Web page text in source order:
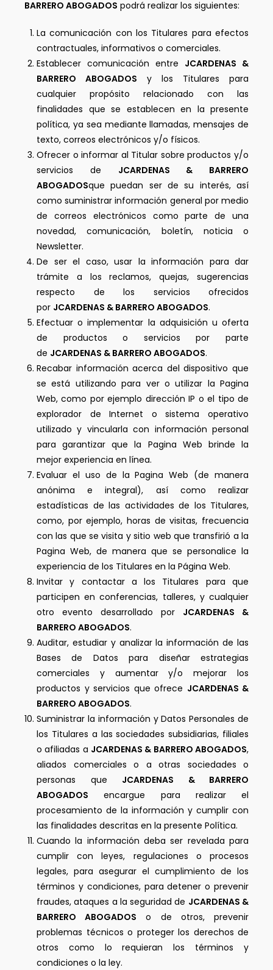
BARRERO ABOGADOS podrá realizar los siguientes:
La comunicación con los Titulares para efectos
contractuales, informativos o comerciales.
Establecer comunicación entre JCARDENAS &
BARRERO ABOGADOS y los Titulares para
cualquier propósito relacionado con las
finalidades que se establecen en la presente
política, ya sea mediante llamadas, mensajes de
texto, correos electrónicos y/o físicos.
Ofrecer o informar al Titular sobre productos y/o
servicios de JCARDENAS & BARRERO
ABOGADOSque puedan ser de su interés, así
como suministrar información general por medio
de correos electrónicos como parte de una
novedad, comunicación, boletín, noticia o
Newsletter.
De ser el caso, usar la información para dar
trámite a los reclamos, quejas, sugerencias
respecto de los servicios ofrecidos
por JCARDENAS & BARRERO ABOGADOS.
Efectuar o implementar la adquisición u oferta
de productos o servicios por parte
de JCARDENAS & BARRERO ABOGADOS.
Recabar información acerca del dispositivo que
se está utilizando para ver o utilizar la Pagina
Web, como por ejemplo dirección IP o el tipo de
explorador de Internet o sistema operativo
utilizado y vincularla con información personal
para garantizar que la Pagina Web brinde la
mejor experiencia en línea.
Evaluar el uso de la Pagina Web (de manera
anónima e integral), así como realizar
estadísticas de las actividades de los Titulares,
como, por ejemplo, horas de visitas, frecuencia
con las que se visita y sitio web que transfirió a la
Pagina Web, de manera que se personalice la
experiencia de los Titulares en la Página Web.
Invitar y contactar a los Titulares para que
participen en conferencias, talleres, y cualquier
otro evento desarrollado por JCARDENAS &
BARRERO ABOGADOS.
Auditar, estudiar y analizar la información de las
Bases de Datos para diseñar estrategias
comerciales y aumentar y/o mejorar los
productos y servicios que ofrece JCARDENAS &
BARRERO ABOGADOS.
Suministrar la información y Datos Personales de
los Titulares a las sociedades subsidiarias, filiales
o afiliadas a JCARDENAS & BARRERO ABOGADOS,
aliados comerciales o a otras sociedades o
personas que JCARDENAS & BARRERO
ABOGADOS encargue para realizar el
procesamiento de la información y cumplir con
las finalidades descritas en la presente Política.
Cuando la información deba ser revelada para
cumplir con leyes, regulaciones o procesos
legales, para asegurar el cumplimiento de los
términos y condiciones, para detener o prevenir
fraudes, ataques a la seguridad de JCARDENAS &
BARRERO ABOGADOS o de otros, prevenir
problemas técnicos o proteger los derechos de
otros como lo requieran los términos y
condiciones o la ley.